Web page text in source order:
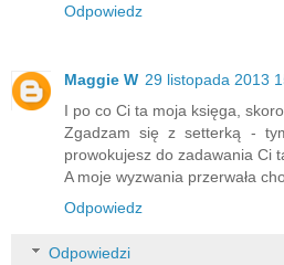
Odpowiedz
Maggie W 29 listopada 2013
I po co Ci ta moja księga,
Zgadzam się z setterką -
prowokujesz do zadawania Ci
A moje wyzwania przerwała
Odpowiedz
Odpowiedzi